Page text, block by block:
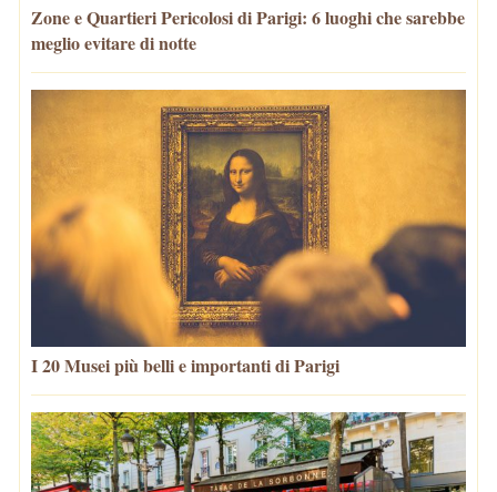
Zone e Quartieri Pericolosi di Parigi: 6 luoghi che sarebbe
meglio evitare di notte
I 20 Musei più belli e importanti di Parigi